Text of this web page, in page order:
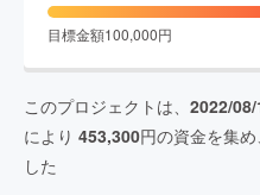
目標金額100,000円
このプロジェクトは、 2022/
により 453,300円の資金を集め
した